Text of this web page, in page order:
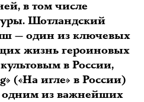
в том числе
Шотландский
— один из ключевых
жизнь героиновых
в России,
(«На игле» в России)
одним из важнейших